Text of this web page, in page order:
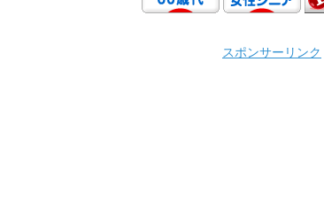
スポンサーリンク